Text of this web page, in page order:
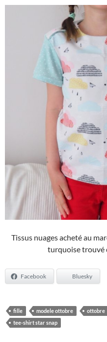
Tissus nuages acheté au
turquoise trouvé
Facebook Bluesky
fille modele ottobre ottobre
tee-shirt star snap